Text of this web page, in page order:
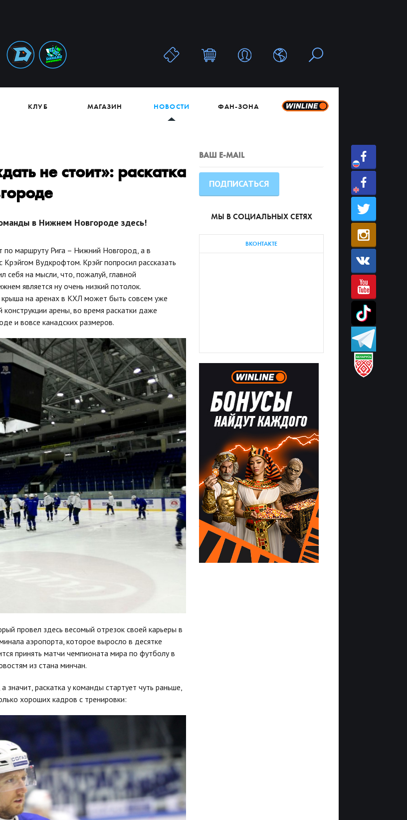
КЛУБ МАГАЗИН НОВОСТИ ФАН-ЗОНА
МЫ В СОЦИАЛЬНЫХ СЕТЯХ
ВКОНТАКТЕ
не стоит»: раскатка
в Нижнем Новгороде здесь!
по маршруту Рига – Нижний Новгород, а в
Крэйгом Вудкрофтом. Крэйг попросил рассказать
на мысли, что, пожалуй, главной
является ну очень низкий потолок.
на аренах в КХЛ может быть совсем уже
арены, во время раскатки даже
и вовсе канадских размеров.
провел здесь весомый отрезок своей карьеры в
аэропорта, которое выросло в десятке
принять матчи чемпионата мира по футболу в
из стана минчан.
раскатка у команды стартует чуть раньше,
хороших кадров с тренировки: